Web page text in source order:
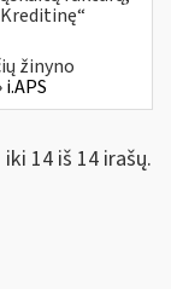
žinyno
14 iš 14 irašų.